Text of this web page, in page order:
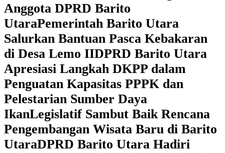
Anggota DPRD Barito
UtaraPemerintah Barito Utara
Salurkan Bantuan Pasca Kebakaran
di Desa Lemo IIDPRD Barito Utara
Apresiasi Langkah DKPP dalam
Penguatan Kapasitas PPPK dan
Pelestarian Sumber Daya
IkanLegislatif Sambut Baik Rencana
Pengembangan Wisata Baru di Barito
UtaraDPRD Barito Utara Hadiri